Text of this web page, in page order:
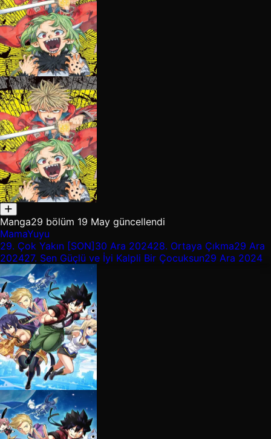
Manga29 bölüm 19 May güncellendi
MamaYuyu
29. Çok Yakın [SON] 30 Ara 202428. Ortaya Çıkma29 Ara
202427. Sen Güçlü ve İyi Kalpli Bir Çocuksun29 Ara 2024